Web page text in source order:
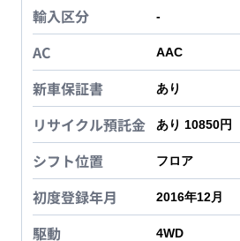
輸入区分 -
AC AAC
新車保証書 あり
リサイクル預託金 あり 10850円
シフト位置 フロア
初度登録年月 2016年12月
駆動 4WD